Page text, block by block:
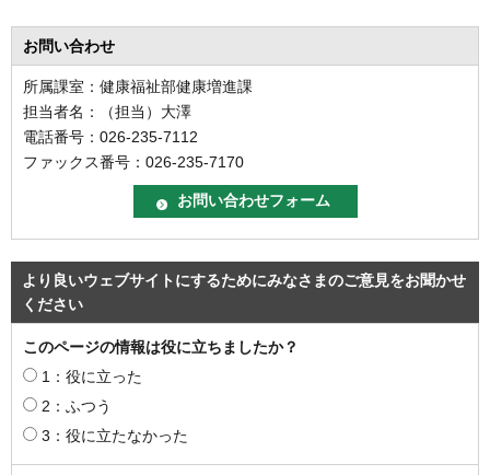
お問い合わせ
所属課室：健康福祉部健康増進課
担当者名：（担当）大澤
電話番号：026-235-7112
ファックス番号：026-235-7170
より良いウェブサイトにするためにみなさまのご意見をお聞かせ
ください
このページの情報は役に立ちましたか？
1：役に立った
2：ふつう
3：役に立たなかった